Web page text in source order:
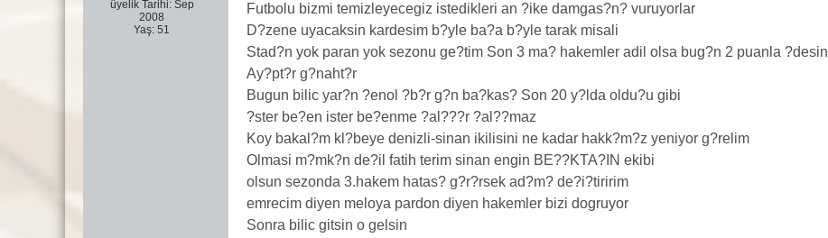
üyelik Tarihi: Sep
2008
Yaş: 51
Futbolu bizmi temizleyecegiz istedikleri an ?ike damgas?n? vuruyorlar
D?zene uyacaksin kardesim b?yle ba?a b?yle tarak misali
Stad?n yok paran yok sezonu ge?tim Son 3 ma? hakemler adil olsa bug?n 2 puanla ?desin
Ay?pt?r g?naht?r
Bugun bilic yar?n ?enol ?b?r g?n ba?kas? Son 20 y?lda oldu?u gibi
?ster be?en ister be?enme ?al???r ?al??maz
Koy bakal?m kl?beye denizli-sinan ikilisini ne kadar hakk?m?z yeniyor g?relim
Olmasi m?mk?n de?il fatih terim sinan engin BE??KTA?IN ekibi
olsun sezonda 3.hakem hatas? g?r?rsek ad?m? de?i?tiririm
emrecim diyen meloya pardon diyen hakemler bizi dogruyor
Sonra bilic gitsin o gelsin